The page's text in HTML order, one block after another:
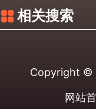
相关搜索
Copyright ©
网站